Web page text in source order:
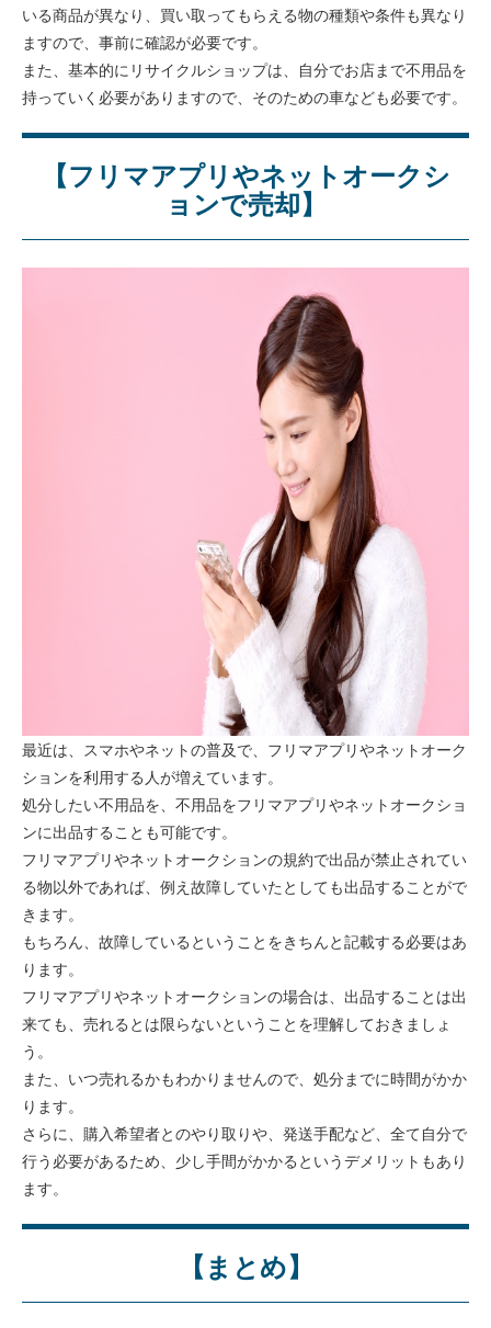
いる商品が異なり、買い取ってもらえる物の種類や条件も異なり
ますので、事前に確認が必要です。
また、基本的にリサイクルショップは、自分でお店まで不用品を
持っていく必要がありますので、そのための車なども必要です。
【フリマアプリやネットオークシ
ョンで売却】
最近は、スマホやネットの普及で、フリマアプリやネットオーク
ションを利用する人が増えています。
処分したい不用品を、不用品をフリマアプリやネットオークショ
ンに出品することも可能です。
フリマアプリやネットオークションの規約で出品が禁止されてい
る物以外であれば、例え故障していたとしても出品することがで
きます。
もちろん、故障しているということをきちんと記載する必要はあ
ります。
フリマアプリやネットオークションの場合は、出品することは出
来ても、売れるとは限らないということを理解しておきましょ
う。
また、いつ売れるかもわかりませんので、処分までに時間がかか
ります。
さらに、購入希望者とのやり取りや、発送手配など、全て自分で
行う必要があるため、少し手間がかかるというデメリットもあり
ます。
【まとめ】